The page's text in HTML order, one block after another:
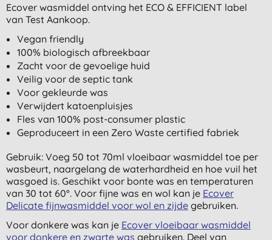
Ecover wasmiddel ontving het ECO & EFFICIENT label
van Test Aankoop.
Vegan friendly
100% biologisch afbreekbaar
Zacht voor de gevoelige huid
Veilig voor de septic tank
Voor gekleurde was
Verwijdert katoenpluisjes
Fles van 100% post-consumer plastic
Geproduceert in een Zero Waste certified fabriek
Gebruik: Voeg 50 tot 70ml vloeibaar wasmiddel toe per
wasbeurt, naargelang de waterhardheid en hoe vuil het
wasgoed is. Geschikt voor bonte was en temperaturen
van 30 tot 60°. Voor fijne was en wol kan je Ecover
Delicate fijnwasmiddel voor wol en zijde gebruiken.
Voor donkere was kan je Ecover vloeibaar wasmiddel
voor donkere en zwarte was gebruiken. Deel van